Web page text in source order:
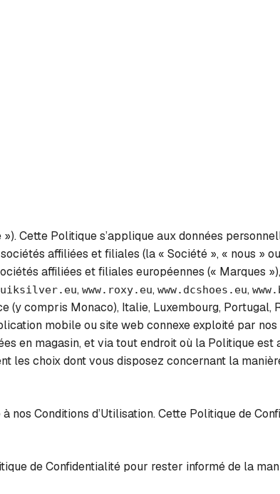
Cette Politique s’applique aux données
affiliées et filiales (la « Société », « nous »
affiliées et filiales européennes (« Marques
, www.roxy.eu, www.dcshoes.eu,
(y compris Monaco), Italie, Luxembourg, Portugal,
mobile ou site web connexe exploité par
en magasin, et via tout endroit où la Politique
les choix dont vous disposez concernant la
nos Conditions d’Utilisation. Cette Politique de
de Confidentialité pour rester informé de la